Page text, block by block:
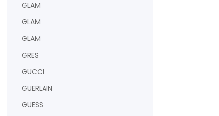
GLAM
GLAM
GLAM
GRES
GUCCI
GUERLAIN
GUESS